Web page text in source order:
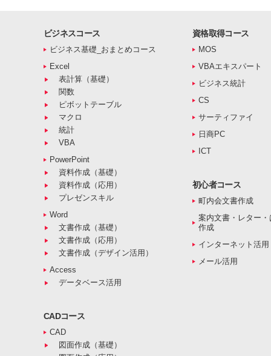
ビジネスコース
ビジネス基礎_おまとめコース
Excel
表計算（基礎）
関数
ピボットテーブル
マクロ
統計
VBA
PowerPoint
資料作成（基礎）
資料作成（応用）
プレゼンスキル
Word
文書作成（基礎）
文書作成（応用）
文書作成（デザイン活用）
Access
データベース活用
CADコース
CAD
図面作成（基礎）
資格取得コース
MOS
VBAエキスパート
ビジネス統計
CS
サーティファイ
日商PC
ICT
初心者コース
町内会文書作成
案内文書・レター
作成
インターネット活用
メール活用